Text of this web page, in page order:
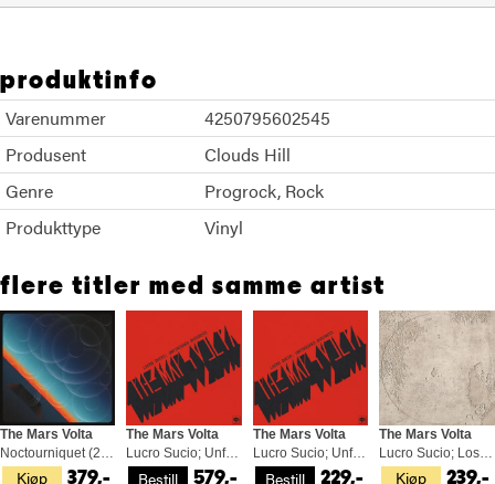
produktinfo
Varenummer
4250795602545
Produsent
Clouds Hill
Genre
Progrock Rock
Produkttype
Vinyl
flere titler med samme artist
Kjøp
The Mars Volta
Noctourniquet (2LP)
379,- Bestill
The Mars Volta
Lucro Sucio; Unfinished Business (2LP)
579,- Bestill
The Mars Volta
Lucro Sucio; Unfinished Business (CD)
229,- Kjøp
The Mars Volta
Lucro Sucio; Los Ojos Del Vaci (CD)
239,-